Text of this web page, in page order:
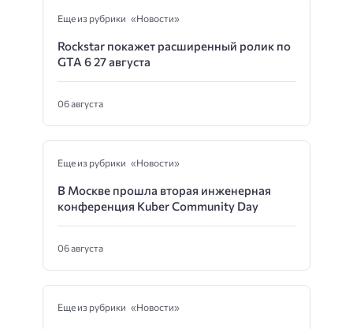
Еще из рубрики «Новости»
Rockstar покажет расширенный ролик по
GTA 6 27 августа
06 августа
Еще из рубрики «Новости»
В Москве прошла вторая инженерная
конференция Kuber Community Day
06 августа
Еще из рубрики «Новости»